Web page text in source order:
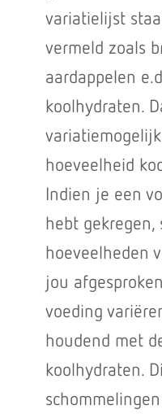
variatielijst
vermeld zoals
aardappelen
koolhydraten.
hoeveelheid
Indien je een
hebt gekregen,
hoeveelheden
jou
voeding
houdend met
koolhydraten.